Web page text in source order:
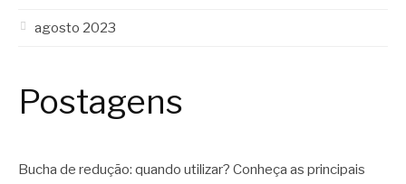
agosto 2023
Postagens
Bucha de redução: quando utilizar? Conheça as principais